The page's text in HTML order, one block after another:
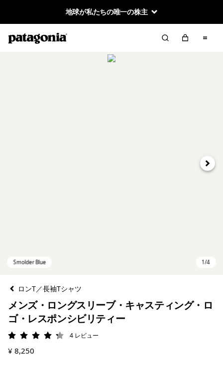
地球が私たちの唯一の株主
次へ
ロンT／長袖Tシャツ
メンズ・ロングスリーブ・キャスティング・ロ
ゴ・レスポンシビリティー
評価: 4.3 / 5
4 レビュー
¥ 8,250